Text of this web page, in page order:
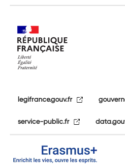
legifrance.gouv.fr
service-public.fr